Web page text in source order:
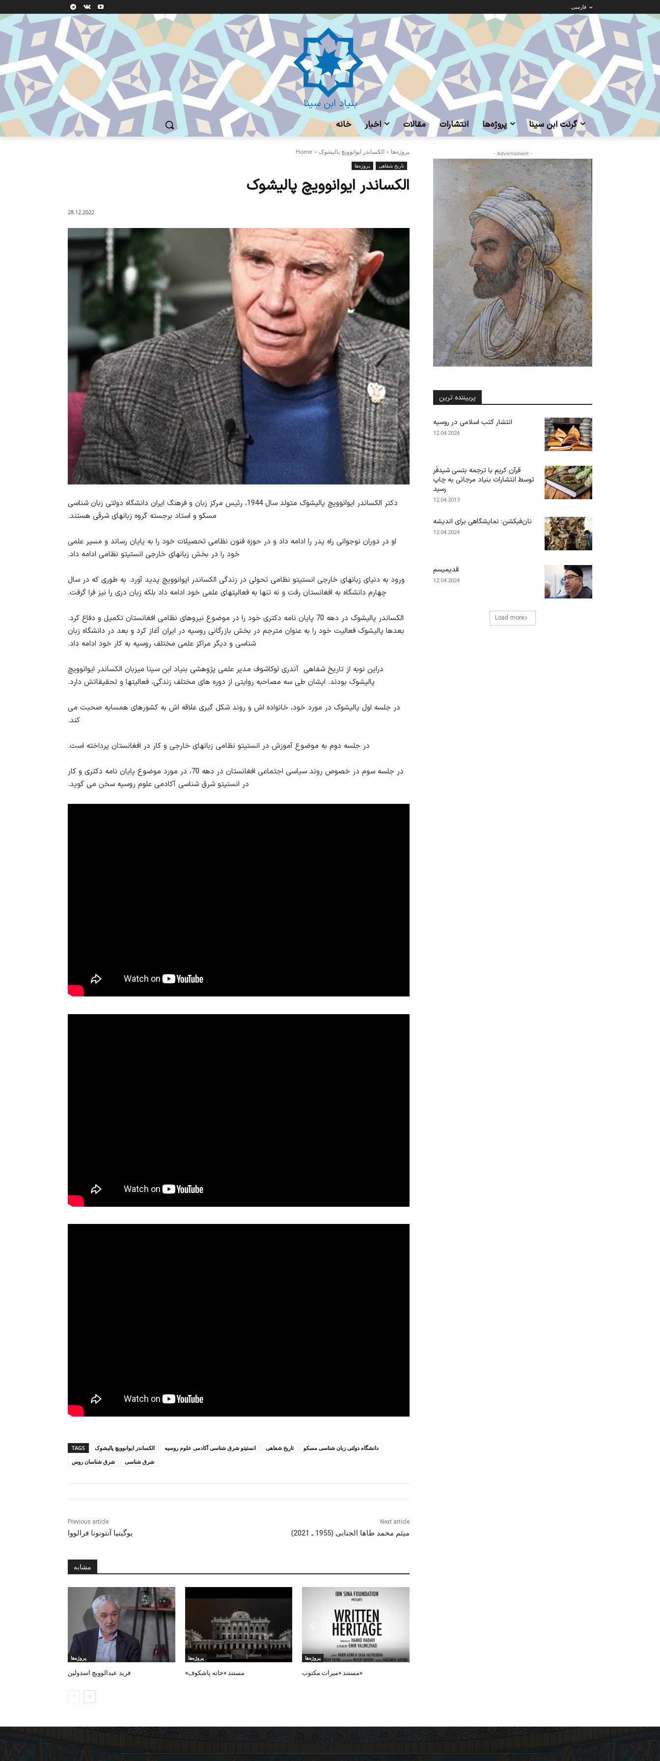
فارسی
بنیاد ابن سینا
خانه اخبار مقالات انتشارات پروژه‌ها گرنت ابن‌ سینا
Home پروژه‌ها الکساندر ایوانوویچ پالیشوک
پروژه‌ها تاریخ شفاهی
الکساندر ایوانوویچ پالیشوک
28.12.2022
دکتر الکساندر ایوانوویچ پالیشوک متولد سال 1944، رئیس مرکز زبان و فرهنگ ایران دانشگاه دولتی زبان شناسی
مسکو و استاد برجسته گروه زبانهای شرقی هستند.
او در دوران نوجوانی راه پدر را ادامه داد و در حوزه فنون نظامی تحصیلات خود را به پایان رساند و مسیر علمی
خود را در بخش زبانهای خارجی انستیتو نظامی ادامه داد.
ورود به دنیای زبانهای خارجی انستیتو نظامی تحولی در زندگی الکساندر ایوانوویچ پدید آورد. به طوری که در سال
چهارم دانشگاه به افغانستان رفت و نه تنها به فعالیتهای علمی خود ادامه داد بلکه زبان دری را نیز فرا گرفت.
الکساندر پالیشوک در دهه 70 پایان نامه دکتری خود را در موضوع نیروهای نظامی افغانستان تکمیل و دفاع کرد.
بعدها پالیشوک فعالیت خود را به عنوان مترجم در بخش بازرگانی روسیه در ایران آغاز کرد و بعد در دانشگاه زبان
شناسی و دیگر مراکز علمی مختلف روسیه به کار خود ادامه داد.
دراین نوبه از تاریخ شفاهی آندری لوکاشوف مدیر علمی پژوهشی بنیاد ابن سینا میزبان الکساندر ایوانوویچ
پالیشوک بودند. ایشان طی سه مصاحبه روایتی از دوره های مختلف زندگی، فعالیتها و تحقیقاتش دارد.
در جلسه اول پالیشوک در مورد خود، خانواده اش و روند شکل گیری علاقه اش به کشورهای همسایه صحبت می
کند.
در جلسه دوم به موضوع آموزش در انستیتو نظامی زبانهای خارجی و کار در افغانستان پرداخته است.
در جلسه سوم در خصوص روند سیاسی اجتماعی افغانستان در دهه 70، در مورد موضوع پایان نامه دکتری و کار
در انستیتو شرق شناسی آکادمی علوم روسیه سخن می گوید.
TAGS الکساندر ایوانوویچ پالیشوک انستیتو شرق شناسی آکادمی علوم روسیه تاریخ شفاهی
دانشگاه دولتی زبان شناسی مسکو
شرق شناسان روس
شرق شناسی
Previous article
یوگینیا آنتونونا فرالووا
Next article
میثم محمد طاها الجنابی (1955 ـ 2021)
مشابه
پروژه‌ها
فرید عبدالوویچ اسدولین
پروژه‌ها
مستند «خانه پاشکوف»
پروژه‌ها
«مستند «میراث مکتوب
- Advertisment -
پربیننده ترین
انتشار کتب اسلامی در روسیه
12.04.2024
قرآن کریم با ترجمه بتسی شیدفَر
توسط انتشارات بنیاد مرجانی به چاپ
رسید
12.04.2013
نان‌فیکشن؛ نمایشگاهی برای اندیشه
12.04.2024
قدیمیسم
12.04.2024
Load more